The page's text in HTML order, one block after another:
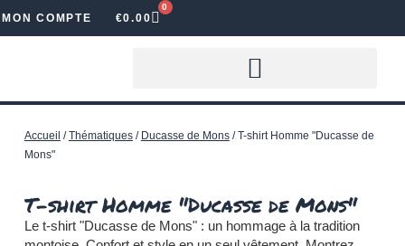
MON COMPTE €0.00
0
Accueil /Thématiques/ Ducasse de Mons/ T-shirt Homme "Ducasse de
Mons"
T-shirt Homme "Ducasse de Mons"
Le t-shirt "Ducasse de Mons" : un hommage à la tradition